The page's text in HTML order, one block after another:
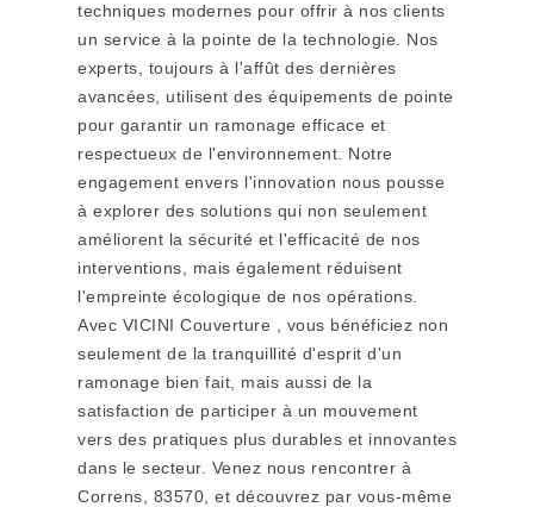
techniques modernes pour offrir à nos clients
un service à la pointe de la technologie. Nos
experts, toujours à l'affût des dernières
avancées, utilisent des équipements de pointe
pour garantir un ramonage efficace et
respectueux de l'environnement. Notre
engagement envers l'innovation nous pousse
à explorer des solutions qui non seulement
améliorent la sécurité et l'efficacité de nos
interventions, mais également réduisent
l'empreinte écologique de nos opérations.
Avec VICINI Couverture , vous bénéficiez non
seulement de la tranquillité d'esprit d'un
ramonage bien fait, mais aussi de la
satisfaction de participer à un mouvement
vers des pratiques plus durables et innovantes
dans le secteur. Venez nous rencontrer à
Correns, 83570, et découvrez par vous-même